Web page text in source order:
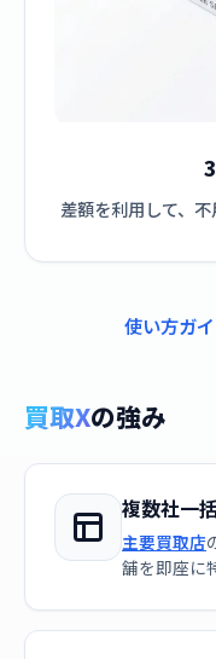
差額を利用して、
使い方ガ
買取Xの強み
複数社一
主要買取店
舗を即座に